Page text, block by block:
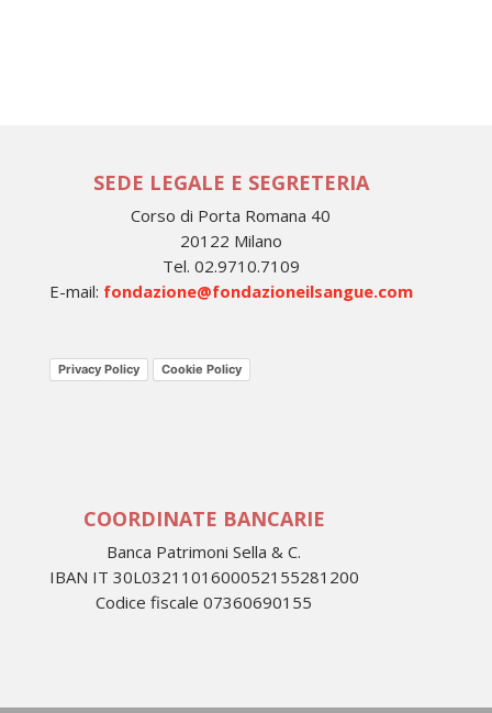
SEDE LEGALE E SEGRETERIA
Corso di Porta Romana 40
20122 Milano
Tel. 02.9710.7109
E-mail: fondazione@fondazioneilsangue.com
Privacy Policy Cookie Policy
COORDINATE BANCARIE
Banca Patrimoni Sella & C.
IBAN IT 30L0321101600052155281200
Codice fiscale 07360690155